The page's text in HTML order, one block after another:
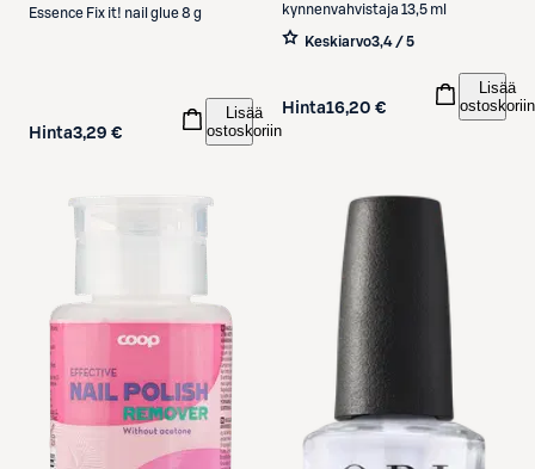
Essence Fix it! nail glue 8 g
Hinta3,29 €
Lisää
ostoskoriin
kynnenvahvistaja 13,5 ml
Keskiarvo3,4 / 5
Hinta16,20 €
Lisää
ostoskoriin